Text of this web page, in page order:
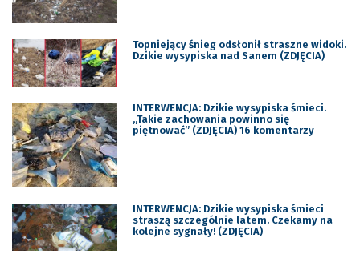
Topniejący śnieg odsłonił straszne widoki.
Dzikie wysypiska nad Sanem (ZDJĘCIA)
INTERWENCJA: Dzikie wysypiska śmieci.
„Takie zachowania powinno się
piętnować” (ZDJĘCIA) 16 komentarzy
INTERWENCJA: Dzikie wysypiska śmieci
straszą szczególnie latem. Czekamy na
kolejne sygnały! (ZDJĘCIA)